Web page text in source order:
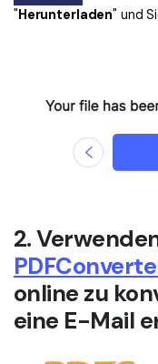
"Herunterladen" und
2.
online zu
eine E-Mail